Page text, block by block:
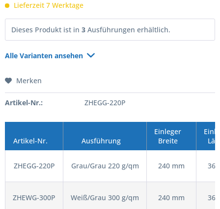
Lieferzeit 7 Werktage
Dieses Produkt ist in 3 Ausführungen erhältlich.
Alle Varianten ansehen
Merken
Artikel-Nr.: ZHEGG-220P
Artikel-Nr. Ausführung
Einleger
Breite
ZHEGG-220P Grau/Grau 220 g/qm 240 mm
ZHEWG-300P Weiß/Grau 300 g/qm 240 mm